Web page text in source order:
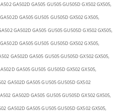
GA502D GA505 GU505 GU505D GX502 GX505,
GA505 GU505 GU505D GX502 GX505,
GA502D GA505 GU505 GU505D GX502 GX505,
GA505 GU505 GU505D GX502 GX505,
GA502D GA505 GU505 GU505D GX502 GX505,
GA505 GU505 GU505D GX502 GX505,
GA502D GA505 GU505 GU505D GX502
GA502D GA505 GU505 GU505D GX502 GX505,
GA502D GA505 GU505 GU505D GX502 GX505,